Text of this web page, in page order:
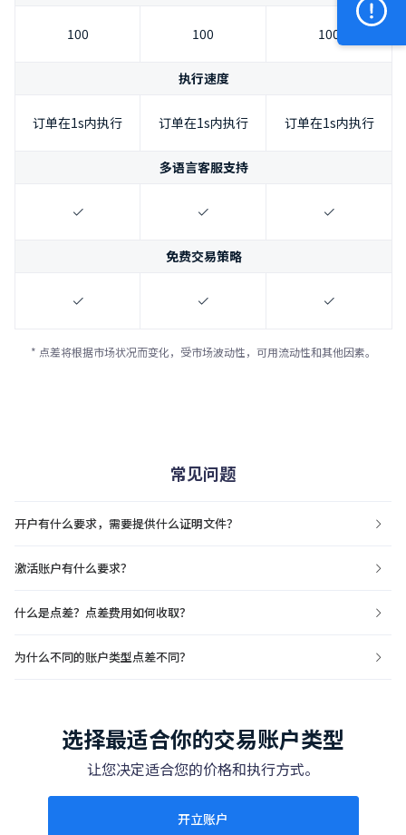
100 100 100
执行速度
订单在1s内执行 订单在1s内执行 订单在1s内执行
多语言客服支持
免费交易策略
* 点差将根据市场状况而变化，受市场波动性，可用流动性和其他因素。
常见问题
开户有什么要求，需要提供什么证明文件？
激活账户有什么要求？
什么是点差？点差费用如何收取？
为什么不同的账户类型点差不同？
选择最适合你的交易账户类型
让您决定适合您的价格和执行方式。
开立账户